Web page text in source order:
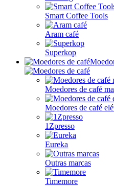
Smart Coffee Tools
Aram café
Superkop
Moedores de café
Moedores de café
1Zpresso
Eureka
Outras marcas
Timemore